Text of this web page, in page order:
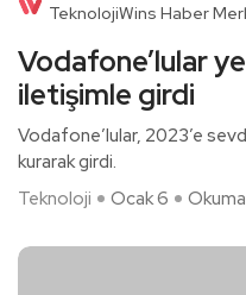
TeknolojiWins Haber
Vodafone’lular
iletişimle girdi
Vodafone’lular, 2023’e
kurarak girdi.
Teknoloji
Ocak 6